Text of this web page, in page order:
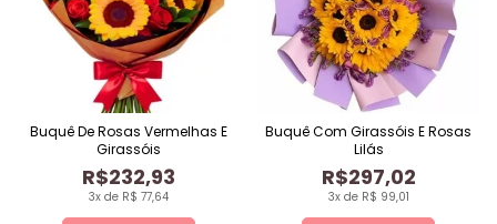
3x de R$ 77,64
R$232,93
Buquê De Rosas Vermelhas E
Girassóis
3x de R$ 99,01
R$297,02
Buquê Com Girassóis E Rosas
Lilás